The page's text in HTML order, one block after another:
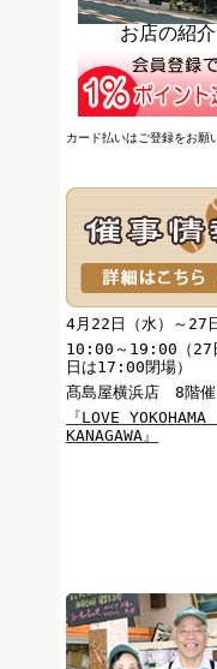
お店の紹介
カード払いはご登録をお願
4月22日（水）～27
10:00～19:00（27
日は17:00閉場）
髙島屋横浜店 8階催
『LOVE
KANAGAWA』